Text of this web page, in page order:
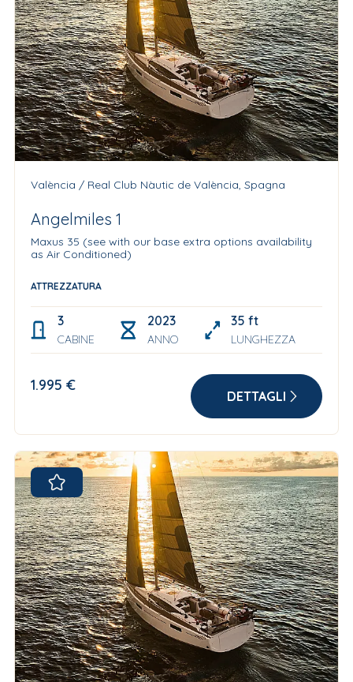
València / Real Club Nàutic de València, Spagna
Angelmiles 1
Maxus 35 (see with our base extra options availability
as Air Conditioned)
ATTREZZATURA
3
CABINE
2023
ANNO
35 ft
LUNGHEZZA
1.995 €
DETTAGLI